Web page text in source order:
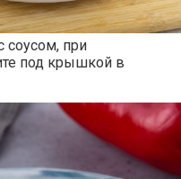
соусом, при
под крышкой в